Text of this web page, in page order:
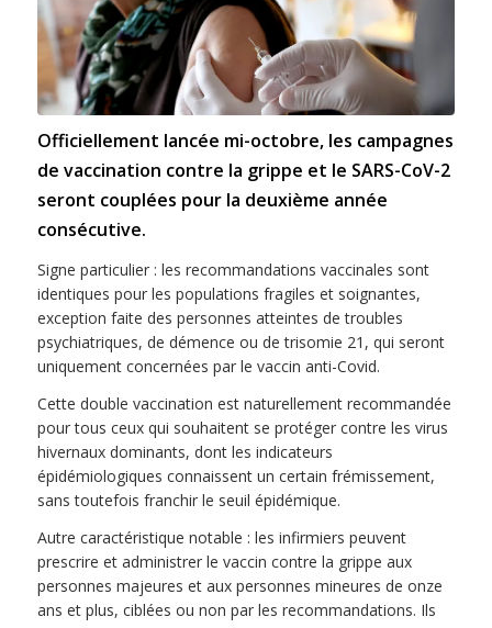
Officiellement lancée mi-octobre, les campagnes
de vaccination contre la grippe et le SARS-CoV-2
seront couplées pour la deuxième année
consécutive.
Signe particulier : les recommandations vaccinales sont
identiques pour les populations fragiles et soignantes,
exception faite des personnes atteintes de troubles
psychiatriques, de démence ou de trisomie 21, qui seront
uniquement concernées par le vaccin anti-Covid.
Cette double vaccination est naturellement recommandée
pour tous ceux qui souhaitent se protéger contre les virus
hivernaux dominants, dont les indicateurs
épidémiologiques connaissent un certain frémissement,
sans toutefois franchir le seuil épidémique.
Autre caractéristique notable : les infirmiers peuvent
prescrire et administrer le vaccin contre la grippe aux
personnes majeures et aux personnes mineures de onze
ans et plus, ciblées ou non par les recommandations. Ils